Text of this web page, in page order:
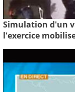
Simulation d'un
l'exercice